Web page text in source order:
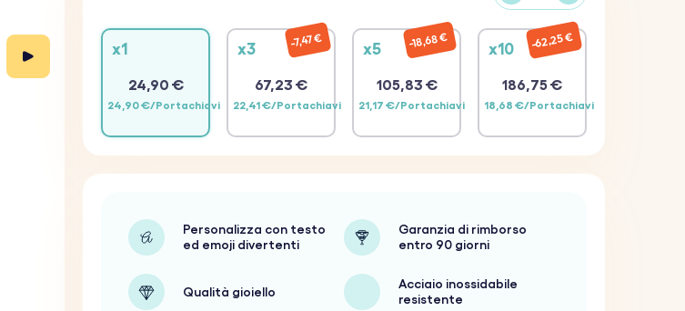
x1
24,90 €
24,90 €/Portachiavi
x3
67,23 €
22,41 €/Portachiavi
7,47 €
x5
105,83 €
21,17 €/Portachiavi
18,68 € x10
186,75 €
18,68 €/Portachiavi
62,25 €
Personalizza con testo
ed emoji divertenti
Garanzia di rimborso
entro 90 giorni
Qualità gioiello
Acciaio inossidabile
resistente